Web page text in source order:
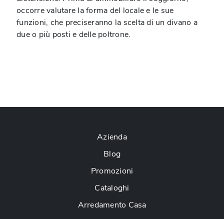
occorre valutare la forma del locale e le sue
funzioni, che preciseranno la scelta di un divano a
due o più posti e delle poltrone.
Azienda
Blog
Promozioni
Cataloghi
Arredamento Casa